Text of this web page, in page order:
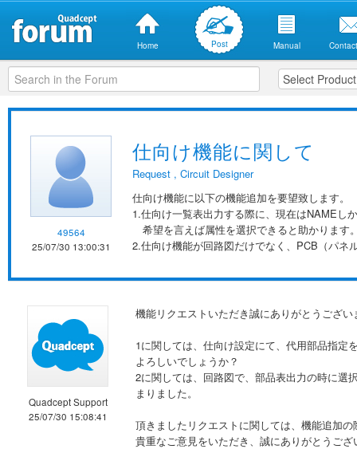
Home Post Manual
49564
25/07/30 13:00:31
仕向け機能に関して
Request , Circuit Designer
仕向け機能に以下の機能追加を要望致します。
1.仕向け一覧表出力する際に、現在はNAMEし
希望を言えば属性を選択できると助かります
2.仕向け機能が回路図だけでなく、PCB（パネ
Quadcept Support
25/07/30 15:08:41
機能リクエストいただき誠にありがとうござい
1に関しては、仕向け設定にて、代用部品指定
よろしいでしょうか？
2に関しては、回路図で、部品表出力の時に選
まりました。
頂きましたリクエストに関しては、機能追加
貴重なご意見をいただき、誠にありがとうござ